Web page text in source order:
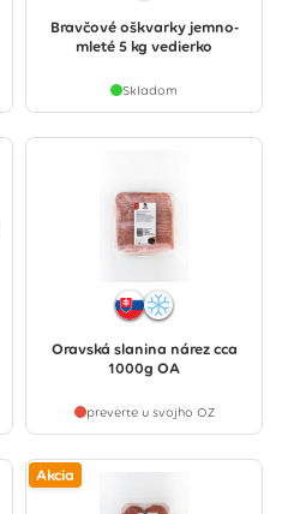
Bravčové oškvarky jemno-
mleté 5 kg vedierko
Skladom
Oravská slanina nárez cca
1000g OA
preverte u svojho OZ
Akcia